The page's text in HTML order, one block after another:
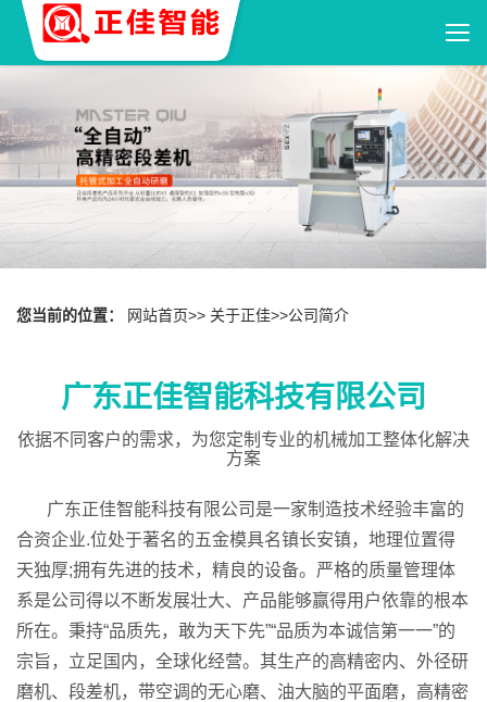
您当前的位置： 网站首页>> 关于正佳>>公司简介
广东正佳智能科技有限公司
依据不同客户的需求，为您定制专业的机械加工整体化解决
方案
广东正佳智能科技有限公司是一家制造技术经验丰富的
合资企业.位处于著名的五金模具名镇长安镇，地理位置得
天独厚;拥有先进的技术，精良的设备。严格的质量管理体
系是公司得以不断发展壮大、产品能够赢得用户依靠的根本
所在。秉持“品质先，敢为天下先”“品质为本诚信第一一”的
宗旨，立足国内，全球化经营。其生产的高精密内、外径研
磨机、段差机，带空调的无心磨、油大脑的平面磨，高精密